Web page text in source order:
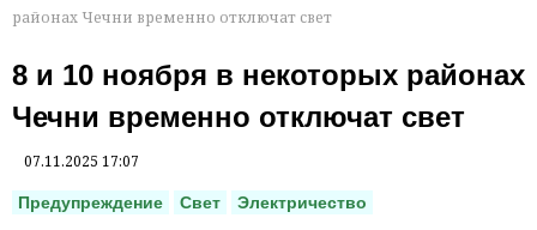
районах Чечни временно отключат свет
8 и 10 ноября в некоторых районах
Чечни временно отключат свет
07.11.2025 17:07
Предупреждение Свет Электричество